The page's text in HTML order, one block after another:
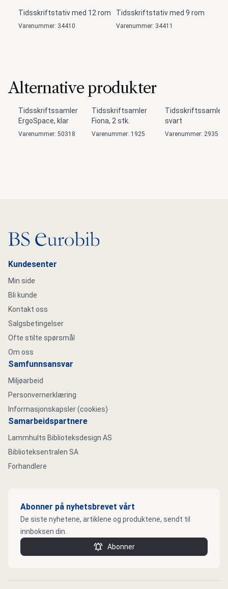
Tidsskriftstativ med 12 rom
Varenummer: 34410
Tidsskriftstativ med 9 rom
Varenummer: 34411
Alternative produkter
Tidsskriftssamler
ErgoSpace, klar
Varenummer: 50318
Tidsskriftsamler
Fiona, 2 stk.
Varenummer: 1925
Tidsskriftssamler,
svart
Varenummer: 2935
Gå til hovedsiden
Kundesenter
Min side
Bli kunde
Kontakt oss
Salgsbetingelser
Ofte stilte spørsmål
Om oss
Samfunnsansvar
Miljøarbeid
Personvernerklæring
Informasjonskapsler (cookies)
Samarbeidspartnere
Lammhults Biblioteksdesign AS
Biblioteksentralen SA
Forhandlere
Abonner på nyhetsbrevet vårt
De siste nyhetene, artiklene og produktene, sendt til
innboksen din.
Abonner